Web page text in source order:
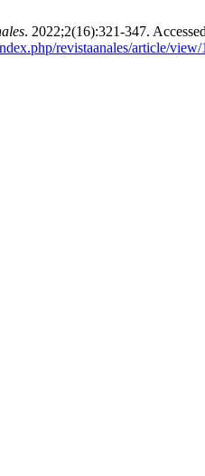
. 2022;2(16):321-347.
revistaanales/article/view/